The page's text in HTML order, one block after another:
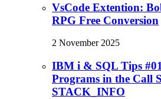
VsCode Extention:
RPG Free Conversion
2 November 2025
IBM i & SQL Tips
Programs in the Call
STACK_INFO